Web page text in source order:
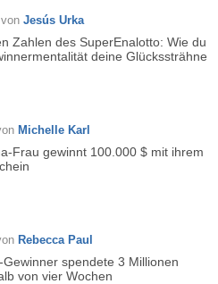
von Jesús Urka
Zahlen des SuperEnalotto: Wie du
deine Glückssträhne
Michelle Karl
Frau gewinnt 100.000 $ mit ihrem
Rebecca Paul
spendete 3 Millionen
von vier Wochen